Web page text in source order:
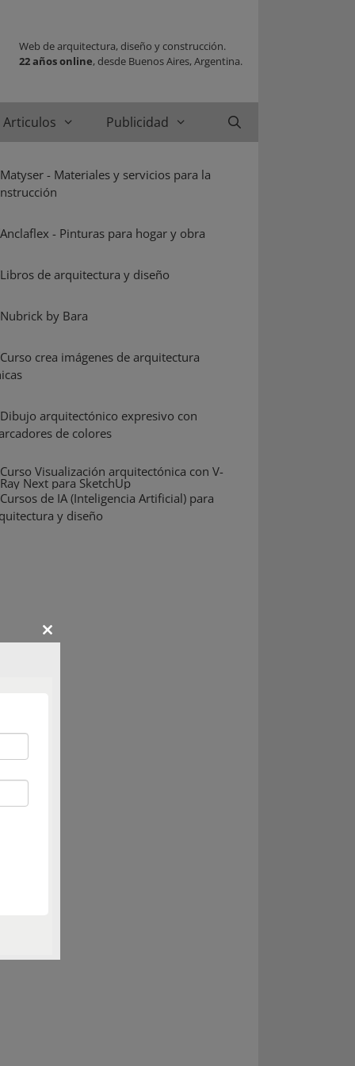
Web de arquitectura, diseño y construcción.
22 años online, desde Buenos Aires, Argentina.
Articulos Publicidad
Close